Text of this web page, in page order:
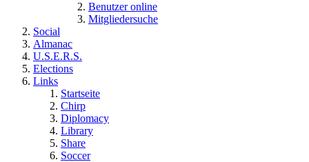
Benutzer online
Mitgliedersuche
Social
Almanac
U.S.E.R.S.
Elections
Links
Startseite
Chirp
Diplomacy
Library
Share
Soccer